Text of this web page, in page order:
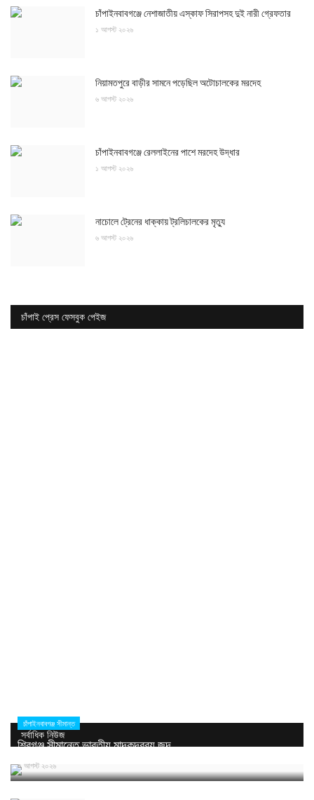
চাঁপাইনবাবগঞ্জে নেশাজাতীয় এস্কাফ সিরাপসহ দুই নারী গ্রেফতার
১ আগস্ট ২০২৬
নিয়ামতপুরে বাড়ীর সামনে পড়েছিল অটোচালকের মরদেহ
৬ আগস্ট ২০২৬
চাঁপাইনবাবগঞ্জে রেললাইনের পাশে মরদেহ উদ্ধার
১ আগস্ট ২০২৬
নাচোলে ট্রেনের ধাক্কায় ট্রলিচালকের মৃত্যু
৬ আগস্ট ২০২৬
চাঁপাই প্রেস ফেসবুক পেইজ
সর্বাধিক নিউজ
চাঁপাইনবাবগঞ্জ সীমান্ত
শিবগঞ্জ সীমান্তে ভারতীয় মাদকদ্রব্য জব্দ
৭ আগস্ট ২০২৬